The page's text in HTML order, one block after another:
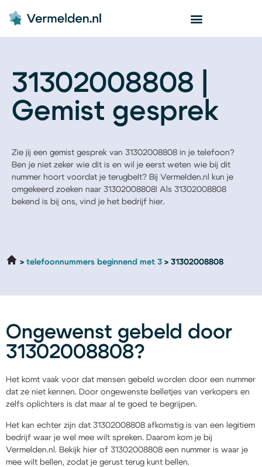
31302008808 |
Gemist gesprek
Zie jij een gemist gesprek van 31302008808 in je telefoon?
Ben je niet zeker wie dit is en wil je eerst weten wie bij dit
nummer hoort voordat je terugbelt? Bij Vermelden.nl kun je
omgekeerd zoeken naar 31302008808! Als 31302008808
bekend is bij ons, vind je het bedrijf hier.
telefoonnummers beginnend met 3 31302008808
Ongewenst gebeld door
31302008808?
Het komt vaak voor dat mensen gebeld worden door een nummer
dat ze niet kennen. Door ongewenste belletjes van verkopers en
zelfs oplichters is dat maar al te goed te begrijpen.
Het kan echter zijn dat 31302008808 afkomstig is van een legitiem
bedrijf waar je wel mee wilt spreken. Daarom kom je bij
Vermelden.nl. Bekijk hier of 31302008808 een nummer is waar je
mee wilt bellen, zodat je gerust terug kunt bellen.